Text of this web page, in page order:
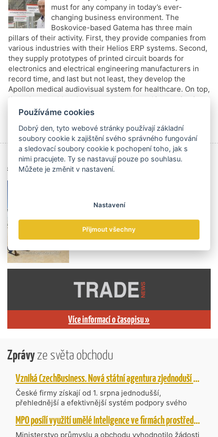
must for any company in today’s ever-
changing business environment. The
Boskovice-based Gatema has three main
pillars of their activity. First, they provide companies from
various industries with their Helios ERP systems. Second,
they supply prototypes of printed circuit boards for
electronics and electrical engineering manufacturers in
record time, and last but not least, they develop the
Apollon medical audiovisual system for healthcare. On top,
they always add enthusiasm, empathy and innovation into
the mix for their customers.
Štítky Elektrotechnika IT Zdravotnictví KB číst celý článek
Archiv čísel
Více informací o časopisu »
Zprávyze světa obchodu
Vzniká CzechBusiness. Nová státní agentura zjednoduší podporu českých firem
České firmy získají od 1. srpna jednodušší,
přehlednější a efektivnější systém podpory svého
CzechBusiness, která propojuje dosavadní
kompetence agentur CzechTrade a CzechInvest.
MPO posílí využití umělé inteligence ve firmách prostřednictvím 40 projektů z programu TWIST
Ministerstvo průmyslu a obchodu vyhodnotilo žádosti
Používáme cookies
Dobrý den, tyto webové stránky používají základní
soubory cookie k zajištění svého správného fungování
a sledovací soubory cookie k pochopení toho, jak s
nimi pracujete. Ty se nastavují pouze po souhlasu.
Můžete je změnit v nastavení.
Nastavení
Přijmout všechny